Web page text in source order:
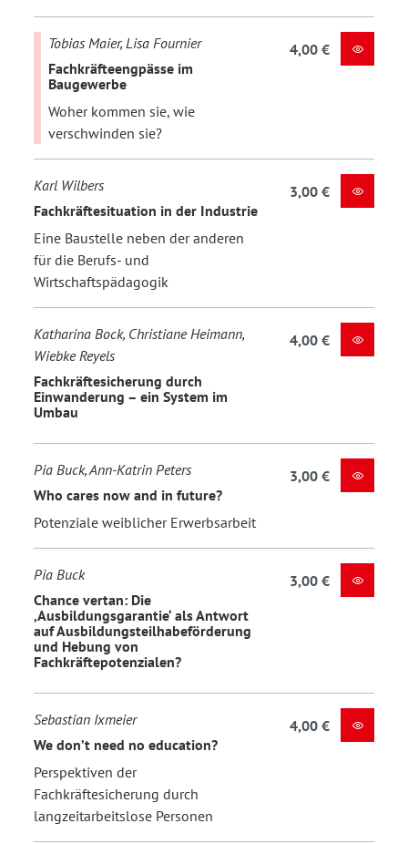
Tobias Maier, Lisa Fournier
Fachkräfteengpässe im
Baugewerbe
Woher kommen sie, wie
verschwinden sie?
4,00 €
Karl Wilbers
Fachkräftesituation in der Industrie
Eine Baustelle neben der anderen
für die Berufs- und
Wirtschaftspädagogik
3,00 €
Katharina Bock, Christiane Heimann,
Wiebke Reyels
Fachkräftesicherung durch
Einwanderung – ein System im
Umbau
4,00 €
Pia Buck, Ann-Katrin Peters
Who cares now and in future?
Potenziale weiblicher Erwerbsarbeit
3,00 €
Pia Buck
Chance vertan: Die
‚Ausbildungsgarantie‘ als Antwort
auf Ausbildungsteilhabeförderung
und Hebung von
Fachkräftepotenzialen?
3,00 €
Sebastian Ixmeier
We don’t need no education?
Perspektiven der
Fachkräftesicherung durch
langzeitarbeitslose Personen
4,00 €